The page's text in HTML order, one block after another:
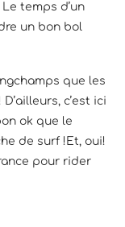
temps d’un
un bon bol
que les
c’est ici
ok que le
de surf !Et, oui!
pour rider